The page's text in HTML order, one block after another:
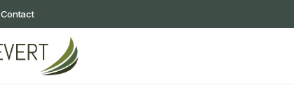
Contact